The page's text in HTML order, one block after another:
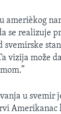
amerièkog
se realizuje
svemirske
vizija može
u svemir